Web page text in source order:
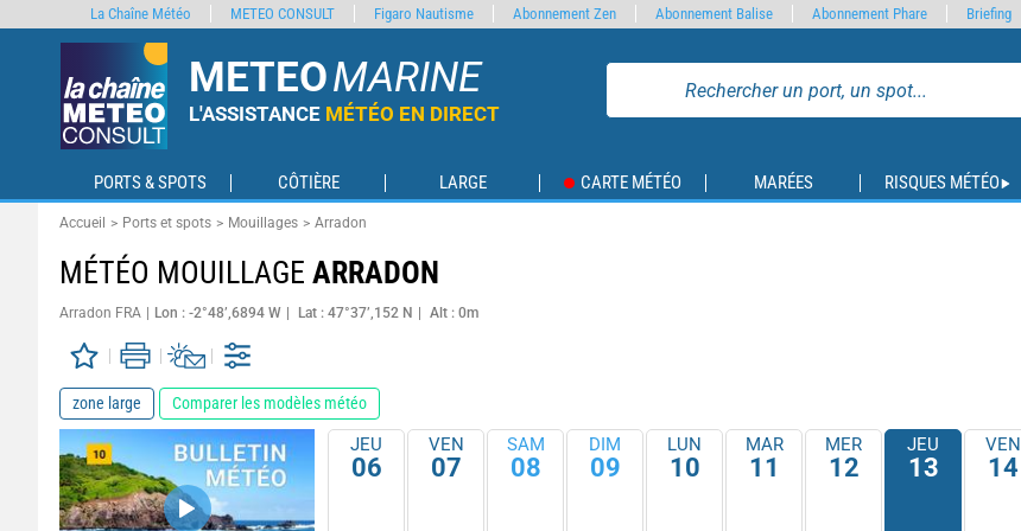
METEOMARINE
L'ASSISTANCE MÉTÉO EN DIRECT
PORTS & SPOTS CÔTIÈRE LARGE CARTE MÉTÉO MARÉES RISQUES MÉTÉO
Accueil Ports et spots Mouillages Arradon
MÉTÉO MOUILLAGE ARRADON
Arradon FRA Lon : -2°48’,6894 W Lat : 47°37’,152 N Alt : 0m
zone large Comparer les modèles météo
JEU
06
VEN
07
SAM
08
DIM
09
LUN
10
MAR
11
MER
12
JEU
13
VEN
14
La Chaîne Météo METEO CONSULT Figaro Nautisme Abonnement Zen Abonnement Balise Abonnement Phare Briefing